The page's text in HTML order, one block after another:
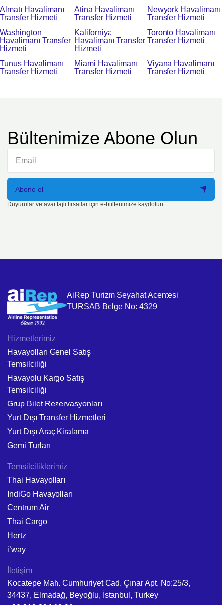
Almatı Havalimanı
Transfer Hizmeti
Atina Havalimanı
Transfer Hizmeti
Newyork Havalimanı
Transfer Hizmeti
Washington
Havalimanı Transfer
Hizmeti
Kaliforniya
Havalimanı Transfer
Hizmeti
Toronto Havalimanı
Transfer Hizmeti
Tunus Havalimanı
Transfer Hizmeti
Miami Havalimanı
Transfer Hizmeti
Viyana Havalimanı
Transfer Hizmeti
Bültenimize Abone Olun
Abone ol
Duyurular ve avantajlı fırsatlar için e-bültenimize kaydolun.
AiRep Turizm Seyahat Acentesi
TURSAB Belge No: 4329
Hizmetlerimiz
Havayolları Genel Satış
Temsilciliği
Havayolu Kargo Satış
Temsilciliği
Grup Bilet Rezervasyonları
Yurt Dışı Transfer Hizmetleri
Yurt Dışı Araç Kiralama
Gemi Turları
Temsilciliklerimiz
Thai Havayolları
IndiGo Havayolları
Centrum Air
Thai Cargo
Hertz
i’way
İletişim
Kocatepe Mah. Cumhuriyet Cad. Çınar Apt. No:25/3,
34437, Elmadağ, Beyoğlu, İstanbul, Turkey